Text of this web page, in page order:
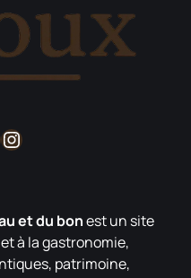
Instagram
et du bonest un site
à la gastronomie,
patrimoine,